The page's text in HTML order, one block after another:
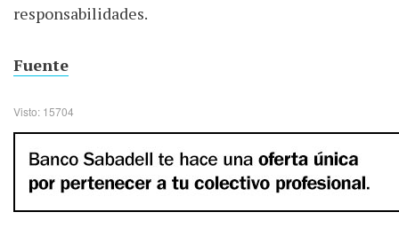
responsabilidades.
Fuente
Visto: 15704